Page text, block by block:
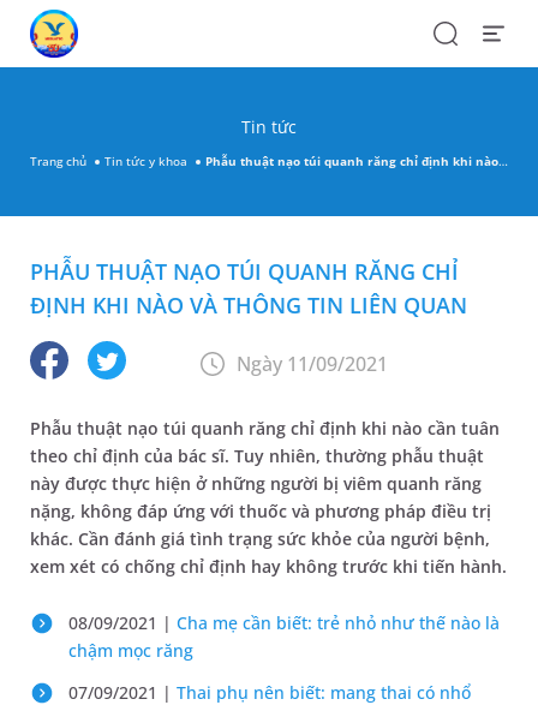
SearchOpen
Tin tức
Trang chủ Tin tức y khoa Phẫu thuật nạo túi quanh răng chỉ định khi nào và thông tin liên quan
PHẪU THUẬT NẠO TÚI QUANH RĂNG CHỈ
ĐỊNH KHI NÀO VÀ THÔNG TIN LIÊN QUAN
Ngày 11/09/2021
Phẫu thuật nạo túi quanh răng chỉ định khi nào cần tuân
theo chỉ định của bác sĩ. Tuy nhiên, thường phẫu thuật
này được thực hiện ở những người bị viêm quanh răng
nặng, không đáp ứng với thuốc và phương pháp điều trị
khác. Cần đánh giá tình trạng sức khỏe của người bệnh,
xem xét có chống chỉ định hay không trước khi tiến hành.
08/09/2021 | Cha mẹ cần biết: trẻ nhỏ như thế nào là
chậm mọc răng
07/09/2021 | Thai phụ nên biết: mang thai có nhổ